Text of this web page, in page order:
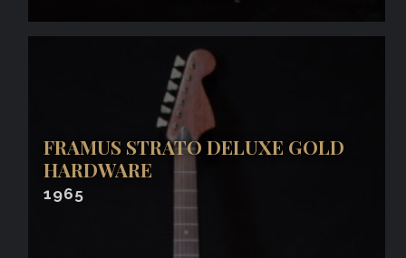
FRAMUS STRATO DELUXE GOLD
HARDWARE
1965